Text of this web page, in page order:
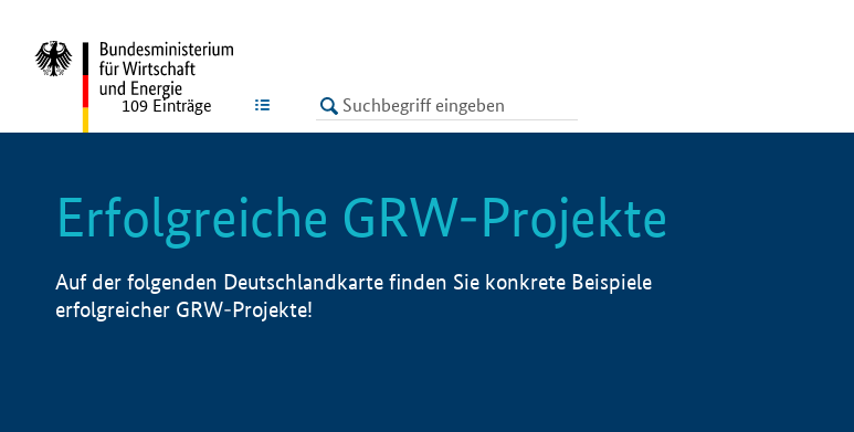
LISTE
109 Einträge
Erfolgreiche GRW-Projekte
Auf der folgenden Deutschlandkarte finden Sie konkrete Beispiele
erfolgreicher GRW-Projekte!